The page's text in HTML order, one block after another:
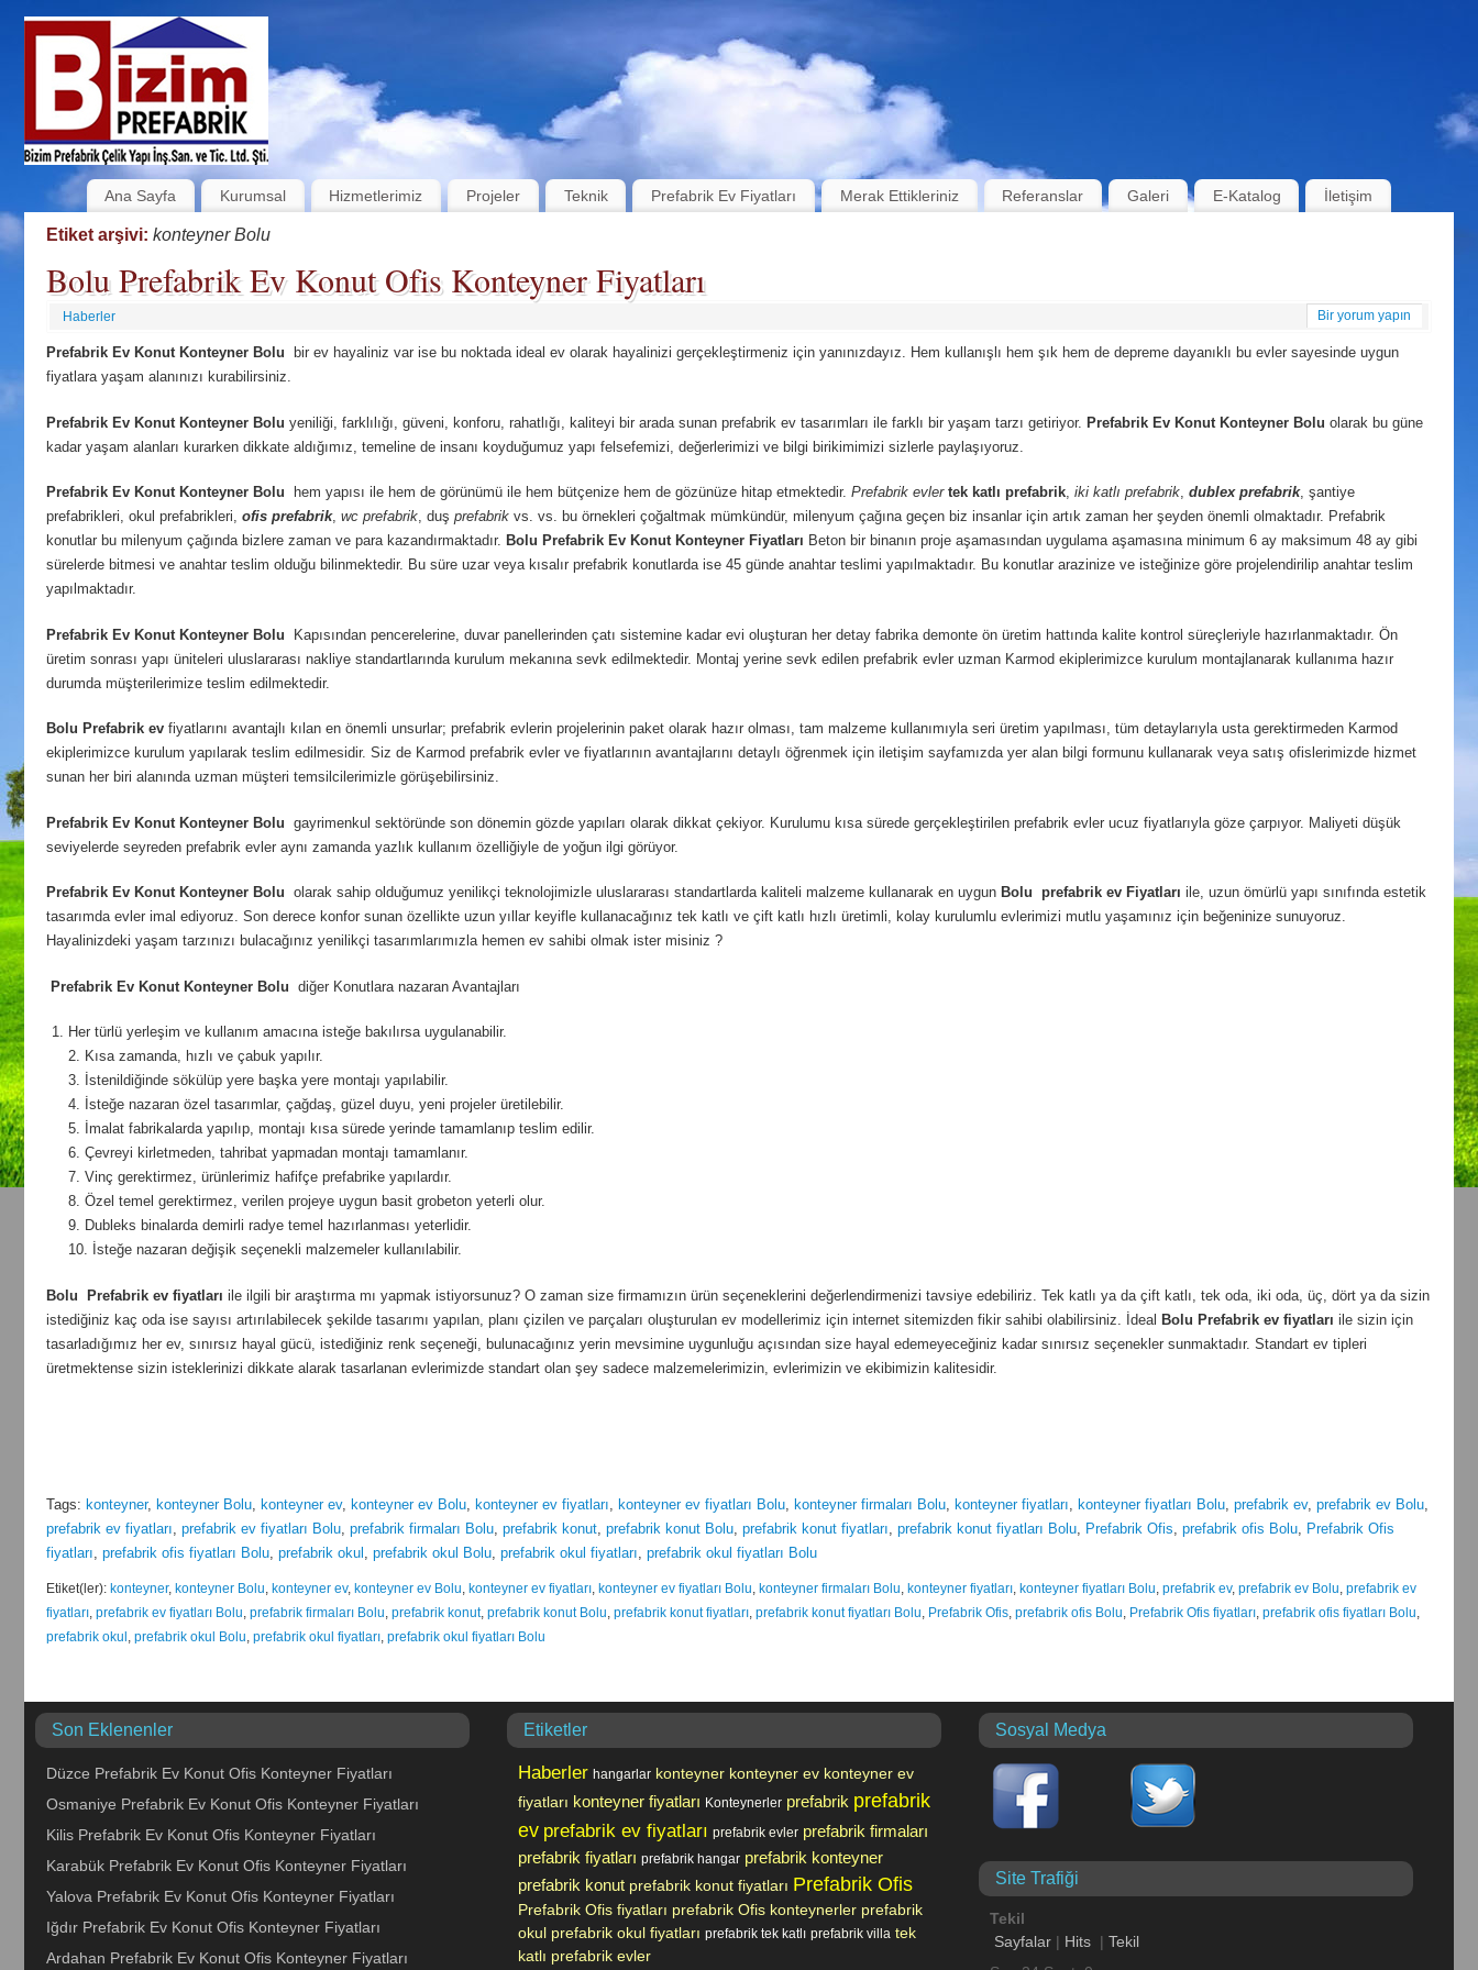
Ana Sayfa Kurumsal Hizmetlerimiz Projeler Teknik Prefabrik Ev Fiyatları Merak Ettikleriniz Referanslar Galeri E-Katalog İletişim
Etiket arşivi: konteyner Bolu
Bolu Prefabrik Ev Konut Ofis Konteyner Fiyatları
Haberler Bir yorum yapın
Prefabrik Ev Konut Konteyner Bolu bir ev hayaliniz var ise bu noktada ideal ev olarak hayalinizi gerçekleştirmeniz için yanınızdayız. Hem kullanışlı hem şık hem de depreme dayanıklı bu evler sayesinde uygun
fiyatlara yaşam alanınızı kurabilirsiniz.
Prefabrik Ev Konut Konteyner Bolu yeniliği, farklılığı, güveni, konforu, rahatlığı, kaliteyi bir arada sunan prefabrik ev tasarımları ile farklı bir yaşam tarzı getiriyor. Prefabrik Ev Konut Konteyner Bolu olarak bu güne
kadar yaşam alanları kurarken dikkate aldığımız, temeline de insanı koyduğumuz yapı felsefemizi, değerlerimizi ve bilgi birikimimizi sizlerle paylaşıyoruz.
Prefabrik Ev Konut Konteyner Bolu hem yapısı ile hem de görünümü ile hem bütçenize hem de gözünüze hitap etmektedir. Prefabrik evler tek katlı prefabrik, iki katlı prefabrik, dublex prefabrik, şantiye
prefabrikleri, okul prefabrikleri, ofis prefabrik, wc prefabrik, duş prefabrik vs. vs. bu örnekleri çoğaltmak mümkündür, milenyum çağına geçen biz insanlar için artık zaman her şeyden önemli olmaktadır. Prefabrik
konutlar bu milenyum çağında bizlere zaman ve para kazandırmaktadır. Bolu Prefabrik Ev Konut Konteyner Fiyatları Beton bir binanın proje aşamasından uygulama aşamasına minimum 6 ay maksimum 48 ay gibi
sürelerde bitmesi ve anahtar teslim olduğu bilinmektedir. Bu süre uzar veya kısalır prefabrik konutlarda ise 45 günde anahtar teslimi yapılmaktadır. Bu konutlar arazinize ve isteğinize göre projelendirilip anahtar teslim
yapılmaktadır.
Prefabrik Ev Konut Konteyner Bolu Kapısından pencerelerine, duvar panellerinden çatı sistemine kadar evi oluşturan her detay fabrika demonte ön üretim hattında kalite kontrol süreçleriyle hazırlanmaktadır. Ön
üretim sonrası yapı üniteleri uluslararası nakliye standartlarında kurulum mekanına sevk edilmektedir. Montaj yerine sevk edilen prefabrik evler uzman Karmod ekiplerimizce kurulum montajlanarak kullanıma hazır
durumda müşterilerimize teslim edilmektedir.
Bolu Prefabrik ev fiyatlarını avantajlı kılan en önemli unsurlar; prefabrik evlerin projelerinin paket olarak hazır olması, tam malzeme kullanımıyla seri üretim yapılması, tüm detaylarıyla usta gerektirmeden Karmod
ekiplerimizce kurulum yapılarak teslim edilmesidir. Siz de Karmod prefabrik evler ve fiyatlarının avantajlarını detaylı öğrenmek için iletişim sayfamızda yer alan bilgi formunu kullanarak veya satış ofislerimizde hizmet
sunan her biri alanında uzman müşteri temsilcilerimizle görüşebilirsiniz.
Prefabrik Ev Konut Konteyner Bolu gayrimenkul sektöründe son dönemin gözde yapıları olarak dikkat çekiyor. Kurulumu kısa sürede gerçekleştirilen prefabrik evler ucuz fiyatlarıyla göze çarpıyor. Maliyeti düşük
seviyelerde seyreden prefabrik evler aynı zamanda yazlık kullanım özelliğiyle de yoğun ilgi görüyor.
Prefabrik Ev Konut Konteyner Bolu olarak sahip olduğumuz yenilikçi teknolojimizle uluslararası standartlarda kaliteli malzeme kullanarak en uygun Bolu prefabrik ev Fiyatları ile, uzun ömürlü yapı sınıfında estetik
tasarımda evler imal ediyoruz. Son derece konfor sunan özellikte uzun yıllar keyifle kullanacağınız tek katlı ve çift katlı hızlı üretimli, kolay kurulumlu evlerimizi mutlu yaşamınız için beğeninize sunuyoruz.
Hayalinizdeki yaşam tarzınızı bulacağınız yenilikçi tasarımlarımızla hemen ev sahibi olmak ister misiniz ?
Prefabrik Ev Konut Konteyner Bolu diğer Konutlara nazaran Avantajları
Her türlü yerleşim ve kullanım amacına isteğe bakılırsa uygulanabilir.
2. Kısa zamanda, hızlı ve çabuk yapılır.
3. İstenildiğinde sökülüp yere başka yere montajı yapılabilir.
4. İsteğe nazaran özel tasarımlar, çağdaş, güzel duyu, yeni projeler üretilebilir.
5. İmalat fabrikalarda yapılıp, montajı kısa sürede yerinde tamamlanıp teslim edilir.
6. Çevreyi kirletmeden, tahribat yapmadan montajı tamamlanır.
7. Vinç gerektirmez, ürünlerimiz hafifçe prefabrike yapılardır.
8. Özel temel gerektirmez, verilen projeye uygun basit grobeton yeterli olur.
9. Dubleks binalarda demirli radye temel hazırlanması yeterlidir.
10. İsteğe nazaran değişik seçenekli malzemeler kullanılabilir.
Bolu Prefabrik ev fiyatları ile ilgili bir araştırma mı yapmak istiyorsunuz? O zaman size firmamızın ürün seçeneklerini değerlendirmenizi tavsiye edebiliriz. Tek katlı ya da çift katlı, tek oda, iki oda, üç, dört ya da sizin
istediğiniz kaç oda ise sayısı artırılabilecek şekilde tasarımı yapılan, planı çizilen ve parçaları oluşturulan ev modellerimiz için internet sitemizden fikir sahibi olabilirsiniz. İdeal Bolu Prefabrik ev fiyatları ile sizin için
tasarladığımız her ev, sınırsız hayal gücü, istediğiniz renk seçeneği, bulunacağınız yerin mevsimine uygunluğu açısından size hayal edemeyeceğiniz kadar sınırsız seçenekler sunmaktadır. Standart ev tipleri
üretmektense sizin isteklerinizi dikkate alarak tasarlanan evlerimizde standart olan şey sadece malzemelerimizin, evlerimizin ve ekibimizin kalitesidir.
Tags: konteyner, konteyner Bolu, konteyner ev, konteyner ev Bolu, konteyner ev fiyatları, konteyner ev fiyatları Bolu, konteyner firmaları Bolu, konteyner fiyatları, konteyner fiyatları Bolu, prefabrik ev, prefabrik ev Bolu,
prefabrik ev fiyatları, prefabrik ev fiyatları Bolu, prefabrik firmaları Bolu, prefabrik konut, prefabrik konut Bolu, prefabrik konut fiyatları, prefabrik konut fiyatları Bolu, Prefabrik Ofis, prefabrik ofis Bolu, Prefabrik Ofis
fiyatları, prefabrik ofis fiyatları Bolu, prefabrik okul , prefabrik okul Bolu, prefabrik okul fiyatları, prefabrik okul fiyatları Bolu
Etiket(ler): konteyner, konteyner Bolu, konteyner ev, konteyner ev Bolu, konteyner ev fiyatları, konteyner ev fiyatları Bolu, konteyner firmaları Bolu, konteyner fiyatları, konteyner fiyatları Bolu, prefabrik ev, prefabrik ev Bolu, prefabrik ev
fiyatları, prefabrik ev fiyatları Bolu, prefabrik firmaları Bolu, prefabrik konut, prefabrik konut Bolu, prefabrik konut fiyatları, prefabrik konut fiyatları Bolu, Prefabrik Ofis, prefabrik ofis Bolu, Prefabrik Ofis fiyatları, prefabrik ofis fiyatları Bolu,
prefabrik okul , prefabrik okul Bolu, prefabrik okul fiyatları, prefabrik okul fiyatları Bolu
Son Eklenenler
Düzce Prefabrik Ev Konut Ofis Konteyner Fiyatları
Osmaniye Prefabrik Ev Konut Ofis Konteyner Fiyatları
Kilis Prefabrik Ev Konut Ofis Konteyner Fiyatları
Karabük Prefabrik Ev Konut Ofis Konteyner Fiyatları
Yalova Prefabrik Ev Konut Ofis Konteyner Fiyatları
Iğdır Prefabrik Ev Konut Ofis Konteyner Fiyatları
Ardahan Prefabrik Ev Konut Ofis Konteyner Fiyatları
Etiketler
Haberler hangarlar konteyner konteyner ev konteyner ev
fiyatları konteyner fiyatları Konteynerler prefabrik prefabrik
ev prefabrik ev fiyatları prefabrik evler prefabrik firmaları
prefabrik fiyatları prefabrik hangar prefabrik konteyner
prefabrik konut prefabrik konut fiyatları Prefabrik Ofis
Prefabrik Ofis fiyatları prefabrik Ofis konteynerler prefabrik
okul prefabrik okul fiyatları prefabrik tek katlı prefabrik villa tek
katlı prefabrik evler
Sosyal Medya
Site Trafiği
Tekil
Sayfalar | Hits | Tekil